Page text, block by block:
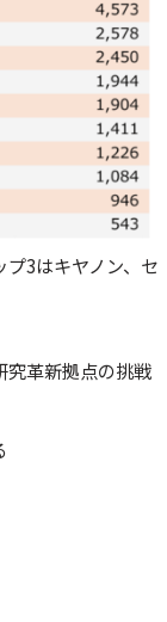
3はキヤノン、セ
革新拠点の挑戦